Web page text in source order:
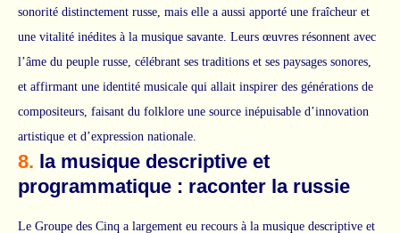
sonorité distinctement russe, mais elle a aussi apporté une fraîcheur et
une vitalité inédites à la musique savante. Leurs œuvres résonnent avec
l’âme du peuple russe, célébrant ses traditions et ses paysages sonores,
et affirmant une identité musicale qui allait inspirer des générations de
compositeurs, faisant du folklore une source inépuisable d’innovation
artistique et d’expression nationale.
8. la musique descriptive et
programmatique : raconter la russie
Le Groupe des Cinq a largement eu recours à la musique descriptive et